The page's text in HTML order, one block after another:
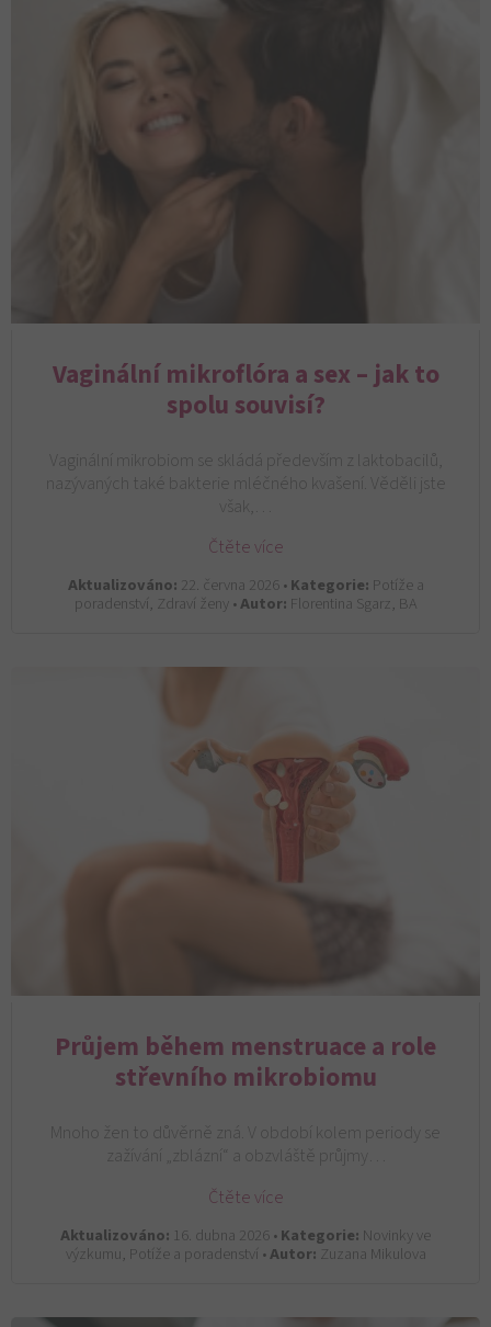
Vaginální mikroflóra a sex – jak to
spolu souvisí?
Vaginální mikrobiom se skládá především z laktobacilů,
nazývaných také bakterie mléčného kvašení. Věděli jste
však,…
Čtěte více
Aktualizováno: 22. června 2026 •Kategorie: Potíže a
poradenství, Zdraví ženy •Autor: Florentina Sgarz, BA
Průjem během menstruace a role
střevního mikrobiomu
Mnoho žen to důvěrně zná. V období kolem periody se
zažívání „zblázní“ a obzvláště průjmy…
Čtěte více
Aktualizováno: 16. dubna 2026 •Kategorie: Novinky ve
výzkumu, Potíže a poradenství •Autor: Zuzana Mikulova